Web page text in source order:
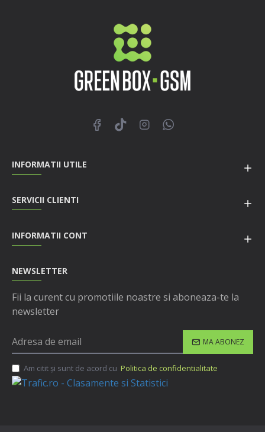
INFORMATII UTILE
SERVICII CLIENTI
INFORMATII CONT
NEWSLETTER
Fii la curent cu promotiile noastre si aboneaza-te la
newsletter
MA ABONEZ
Am citit şi sunt de acord cu Politica de confidentialitate